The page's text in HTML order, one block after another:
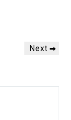
Next
Next